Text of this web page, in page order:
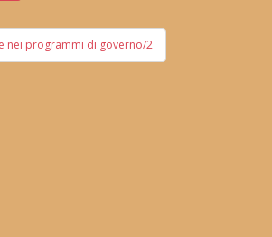
nei programmi di governo/2